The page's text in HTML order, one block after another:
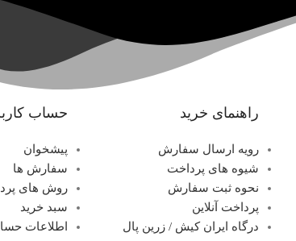
راهنمای خرید
رویه ارسال سفارش
شیوه های پرداخت
نحوه ثبت سفارش
پرداخت آنلاین
درگاه ایران کیش / زرین پال
حساب
پیشخوان
سفارش ها
روش های
سبد خرید
اطلاعات